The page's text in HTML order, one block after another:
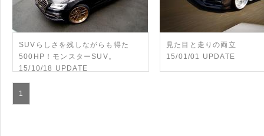
SUVらしさを残しながらも得た
500HP！モンスターSUV。
15/10/18 UPDATE
見た目と走りの両立
15/01/01 UPDATE
1